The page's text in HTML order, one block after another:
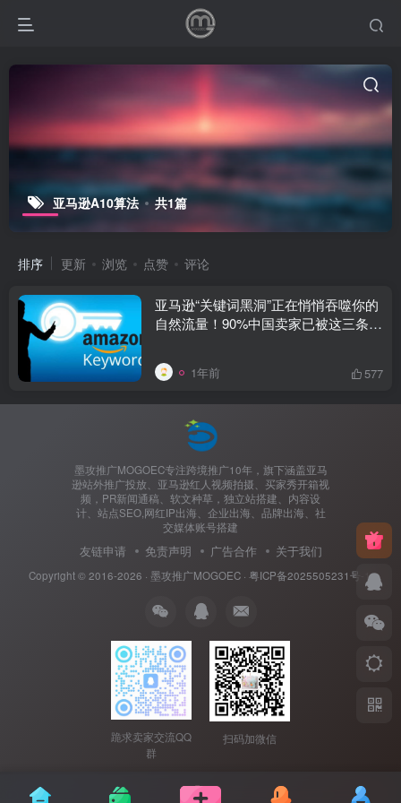
亚马逊A10算法 共1篇
排序 更新 浏览 点赞 评论
亚马逊“关键词黑洞”正在悄悄吞噬你的
自然流量！90%中国卖家已被这三条隐
1年前 577
墨攻推广MOGOEC专注跨境推广10年，旗下涵盖亚马
逊站外推广投放、亚马逊红人视频拍摄、买家秀开箱视
频，PR新闻通稿、软文种草，独立站搭建、内容设
计、站点SEO,网红IP出海、企业出海、品牌出海、社
交媒体账号搭建
友链申请 免责声明 广告合作 关于我们
Copyright © 2016-2026 · 墨攻推广MOGOEC· 粤ICP备2025505231号-1.
跪求卖家交流QQ
群
扫码加微信